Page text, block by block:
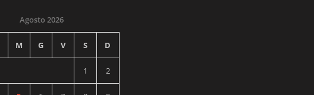
Agosto 2026
M G V S D
1 2